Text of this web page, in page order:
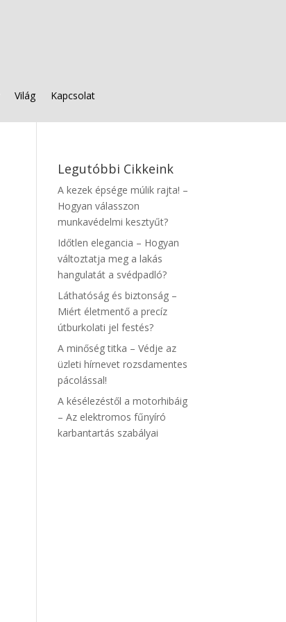
Világ Kapcsolat
Legutóbbi Cikkeink
A kezek épsége múlik rajta! –
Hogyan válasszon
munkavédelmi kesztyűt?
Időtlen elegancia – Hogyan
változtatja meg a lakás
hangulatát a svédpadló?
Láthatóság és biztonság –
Miért életmentő a precíz
útburkolati jel festés?
A minőség titka – Védje az
üzleti hírnevet rozsdamentes
pácolással!
A késélezéstől a motorhibáig
– Az elektromos fűnyíró
karbantartás szabályai